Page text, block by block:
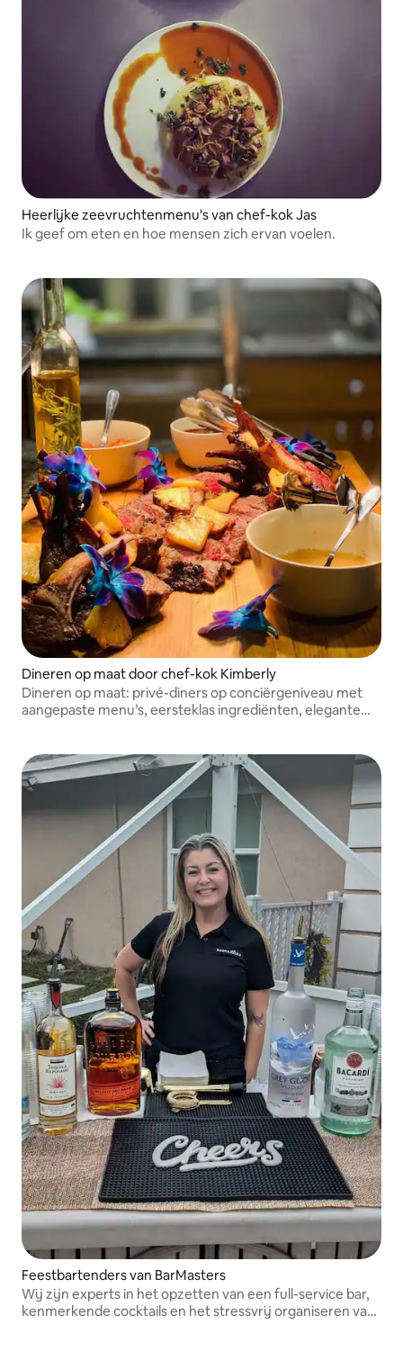
Heerlijke zeevruchtenmenu's van chef-kok Jas
Ik geef om eten en hoe mensen zich ervan voelen.
Dineren op maat door chef-kok Kimberly
Dineren op maat: privé-diners op conciërgeniveau met
aangepaste menu’s, eersteklas ingrediënten, elegante
Bespaar 50% NYHOST50
Feestbartenders van BarMasters
Wij zijn experts in het opzetten van een full-service bar,
kenmerkende cocktails en het stressvrij organiseren van